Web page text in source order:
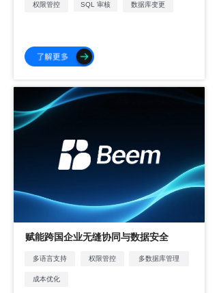
权限管控 SQL 审核 数据库变更
赋能跨国企业无缝协同与数据安全
权限管控
多语言支持 多数据库管理
成本优化